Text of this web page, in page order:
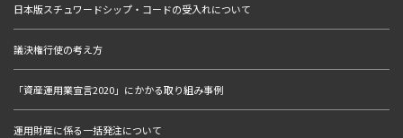
日本版スチュワードシップ・コードの受入れについて
議決権行使の考え方
「資産運用業宣言2020」にかかる取り組み事例
運用財産に係る一括発注について